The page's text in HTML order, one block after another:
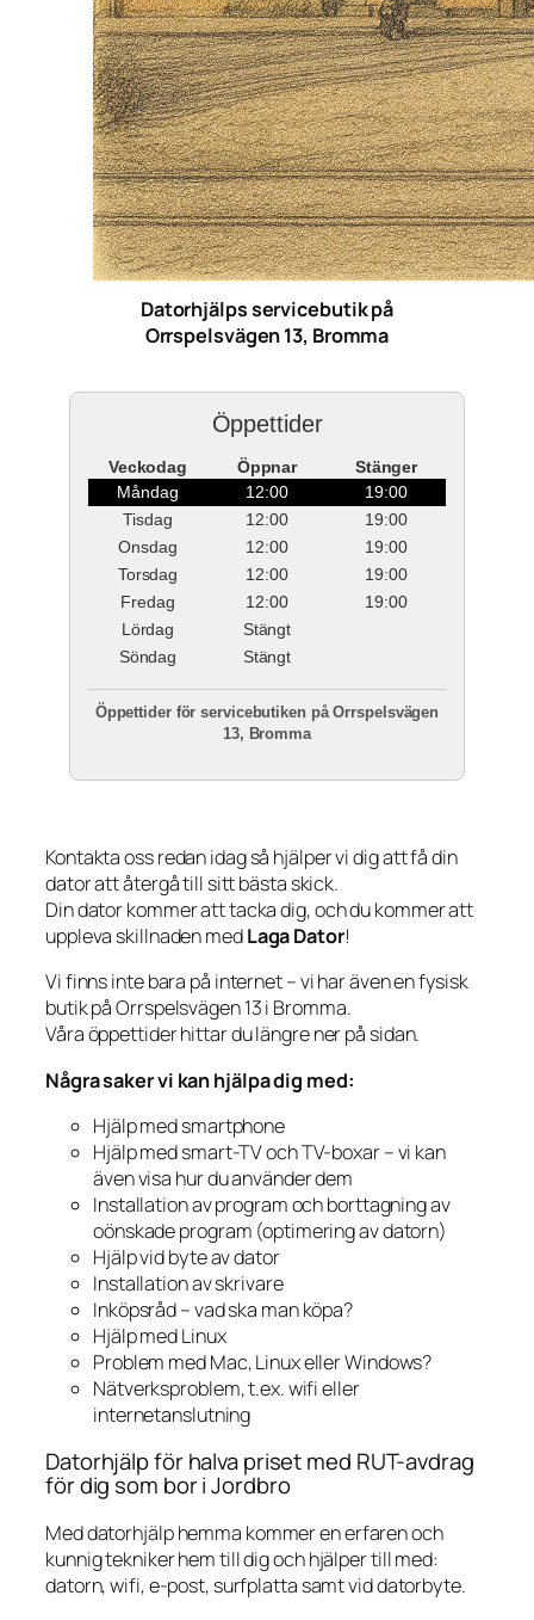
Datorhjälps servicebutik på
Orrspelsvägen 13, Bromma
Öppettider
Veckodag Öppnar
Stänger
Måndag
12:00
19:00
Tisdag
12:00
19:00
Onsdag
12:00
19:00
Torsdag
12:00
19:00
Fredag
12:00
19:00
Lördag
Stängt
Söndag
Stängt
Öppettider för servicebutiken på Orrspelsvägen
13, Bromma
Kontakta oss redan idag så hjälper vi dig att få din
dator att återgå till sitt bästa skick.
Din dator kommer att tacka dig, och du kommer att
uppleva skillnaden medLaga Dator!
Vi finns inte bara på internet – vi har även en fysisk
butik på Orrspelsvägen 13 i Bromma.
Våra öppettider hittar du längre ner på sidan.
Några saker vi kan hjälpa dig med:
Hjälp med smartphone
Hjälp med smart-TV och TV-boxar – vi kan
även visa hur du använder dem
Installation av program och borttagning av
oönskade program (optimering av datorn)
Hjälp vid byte av dator
Installation av skrivare
Inköpsråd – vad ska man köpa?
Hjälp med Linux
Problem med Mac, Linux eller Windows?
Nätverksproblem, t.ex. wifi eller
internetanslutning
Datorhjälp för halva priset med RUT-avdrag
för dig som bor i Jordbro
Med datorhjälp hemma kommer en erfaren och
kunnig tekniker hem till dig och hjälper till med:
datorn, wifi, e-post, surfplatta samt vid datorbyte.